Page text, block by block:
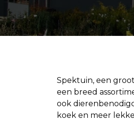
Spektuin, een
een breed
ook
koek en meer